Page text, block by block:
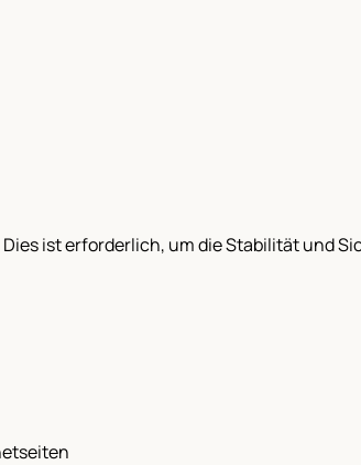
ist erforderlich, um die Stabilität und